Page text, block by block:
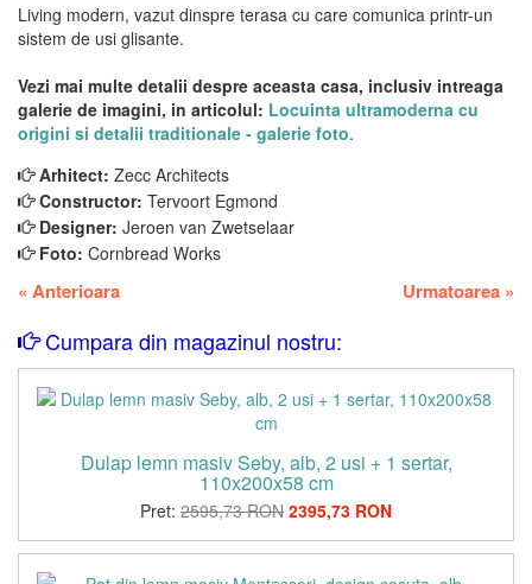
Living modern, vazut dinspre terasa cu care comunica printr-un
sistem de usi glisante.
Vezi mai multe detalii despre aceasta casa, inclusiv intreaga
galerie de imagini, in articolul: Locuinta ultramoderna cu
origini si detalii traditionale - galerie foto.
Arhitect: Zecc Architects
Constructor: Tervoort Egmond
Designer: Jeroen van Zwetselaar
Foto: Cornbread Works
« Anterioara Urmatoarea »
Cumpara din magazinul nostru:
Dulap lemn masiv Seby, alb, 2 usi + 1 sertar,
110x200x58 cm
Pret: 2595,73 RON 2395,73 RON